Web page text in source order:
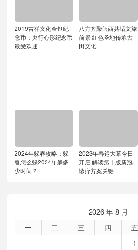
2019吉祥文化金银纪
念币：央行心形纪念币
最受欢迎
八方齐聚闽西共话文旅
前景 红色圣地传承古
田文化
2024年躲春攻略：躲
春怎么躲2024年躲多
少时间？
2023年春运大幕今日
开启 解读第十版新冠
诊疗方案关键
2026 年 8 月
一 二 三 四 五
1